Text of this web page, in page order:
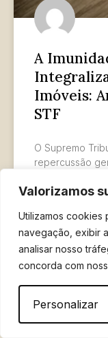
Valorizamos
Utilizamos cookies
navegação, exibir
analisar nosso
concorda com
Personalizar
A
Imóveis:
STF
O Supremo
repercussão
imunidade do
22 de outubro de